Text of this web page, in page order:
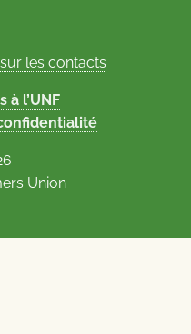
les contacts
à l’UNF
Union